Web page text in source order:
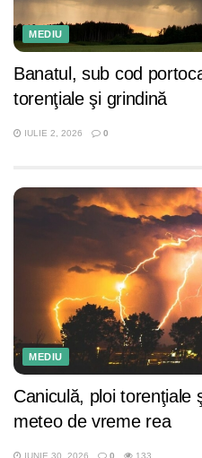
MEDIU
Banatul, sub cod
torenţiale şi grindină
IULIE 2, 2026 0
MEDIU
Caniculă, ploi torenţiale
meteo de vreme rea
IUNIE 30, 2026 0 133